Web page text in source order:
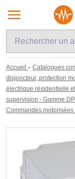
Accueil - Catalogues
disjoncteur, protection
électrique résidentielle
supervision - Gamme
Commandes motorisées